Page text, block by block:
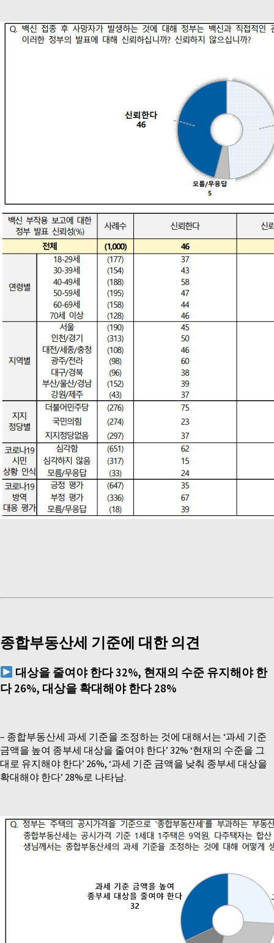
종합부동산세 기준에 대한 의견
대상을 줄여야 한다32%, 현재의 수준 유지해야 한
다26%, 대상을 확대해야 한다28%
– 종합부동산세 과세 기준을 조정하는 것에 대해서는 ‘과세 기준
금액을 높여 종부세 대상을 줄여야 한다’ 32% ‘현재의 수준을 그
대로 유지해야 한다’ 26%, ‘과세 기준 금액을 낮춰 종부세 대상을
확대해야 한다’ 28%로 나타남.